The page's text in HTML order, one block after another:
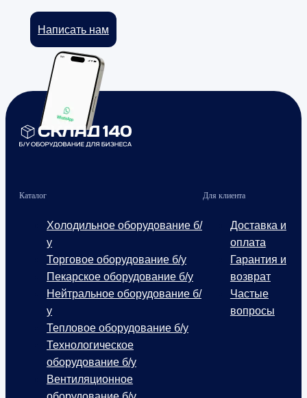
Написать нам
Каталог
Холодильное оборудование б/
у
Торговое оборудование б/у
Пекарское оборудование б/у
Нейтральное оборудование б/
у
Тепловое оборудование б/у
Технологическое
оборудование б/у
Вентиляционное
Для клиента
Доставка и
оплата
Гарантия и
возврат
Частые
вопросы